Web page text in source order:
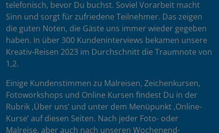
telefonisch, bevor Du buchst. Soviel Vorarbeit macht
Sinn und sorgt für zufriedene Teilnehmer. Das zeigen
die guten Noten, die Gäste uns immer wieder gegeben
haben. In über 300 Kundeninterviews bekamen unsere
Kreativ-Reisen 2023 im Durchschnitt die Traumnote von
1,2.
Einige Kundenstimmen zu Malreisen, Zeichenkursen,
Fotoworkshops und Online Kursen findest Du in der
Rubrik ‚Über uns’ und unter dem Menüpunkt ‚Online-
Kurse’ auf diesen Seiten. Nach jeder Foto- oder
Malreise, aber auch nach unseren Wochenend-